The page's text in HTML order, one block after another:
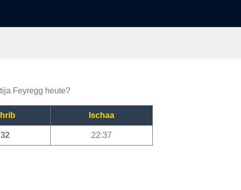
Feyregg heute?
Ischaa
22:37